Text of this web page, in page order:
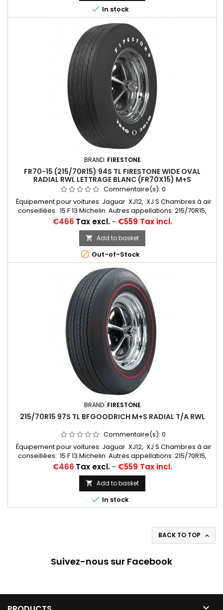
 In stock
BRAND: FIRESTONE
FR70-15 (215/70R15) 94S TL FIRESTONE WIDE OVAL
RADIAL RWL LETTRAGE BLANC (FR70X15) M+S
Commentaire(s): 0
Équipement pour voitures: Jaguar XJ12, XJ S Chambres à air
conseillées: 15 F 13 Michelin Autres appellations: 215/70R15,
215/70VR15, 215/70-15, 215/70x15, 215/70/15, 215/70ZR15,
215/70*15, 215/70/15, 215/70 VR 15, 215/70 R 15
Price
€466 Tax excl.- €559 Tax incl.
 Add to basket
 Out-of-Stock
BRAND: FIRESTONE
215/70R15 97S TL BFGOODRICH M+S RADIAL T/A RWL
Commentaire(s): 0
Équipement pour voitures: Jaguar XJ12, XJ S Chambres à air
conseillées: 15 F 13 Michelin Autres appellations: 215/70R15,
215/70VR15, 215/70-15, 215/70x15, 215/70/15, 215/70ZR15,
215/70*15, 215/70/15, 215/70 VR 15, 215/70 R 15
Price
€466 Tax excl.- €559 Tax incl.
 Add to basket
 In stock
BACK TO TOP 
Suivez-nous sur Facebook